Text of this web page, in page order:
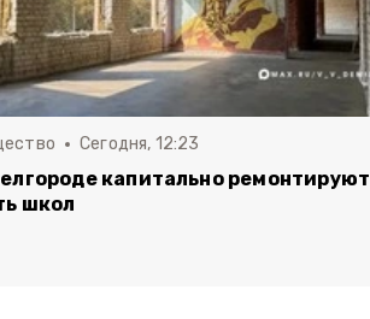
Сегодня, 12:23
капитально ремонтируют
школ